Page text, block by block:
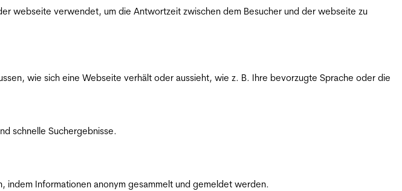
webseite verwendet, um die Antwortzeit zwischen dem Besucher und der webseite zu
wie sich eine Webseite verhält oder aussieht, wie z. B. Ihre bevorzugte Sprache oder die
schnelle Suchergebnisse.
Informationen anonym gesammelt und gemeldet werden.